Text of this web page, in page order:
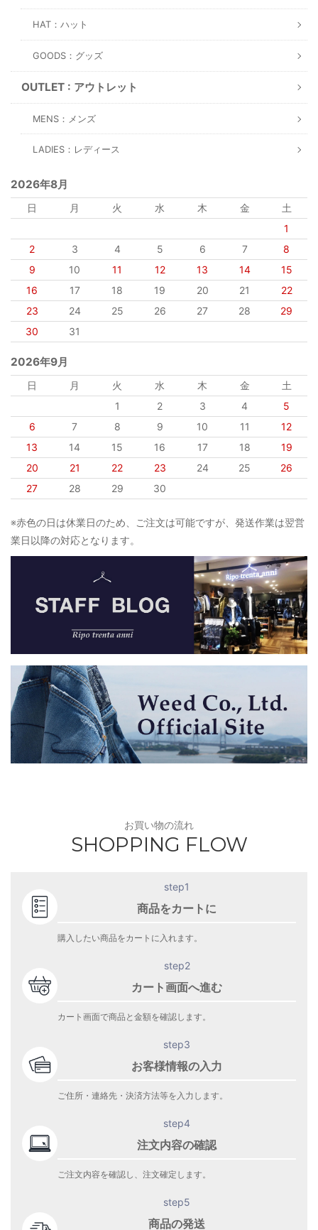
HAT：ハット
GOODS：グッズ
OUTLET : アウトレット
MENS：メンズ
LADIES：レディース
2026年8月
日 月 火 水 木 金
土
1
2
3 4 5 6 7
8
9
10 11 12 13 14
15
16
17 18 19 20 21
22
23
24 25 26 27 28
29
30
31
2026年9月
日 月 火 水 木 金
土
1
2 3 4
5
6
7 8 9 10 11
12
13
14 15 16 17 18
19
20
21 22 23 24 25
26
27
28 29 30
※赤色の日は休業日のため、ご注文は可能ですが、発送作業は翌営
業日以降の対応となります。
お買い物の流れ
SHOPPING FLOW
step1
商品をカートに
購入したい商品をカートに入れます。
step2
カート画面へ進む
カート画面で商品と金額を確認します。
step3
お客様情報の入力
ご住所・連絡先・決済方法等を入力します。
step4
注文内容の確認
ご注文内容を確認し、注文確定します。
step5
商品の発送